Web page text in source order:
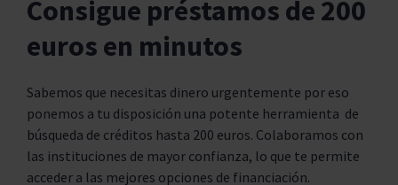
Consigue préstamos de 200
euros en minutos
Sabemos que necesitas dinero urgentemente por eso
ponemos a tu disposición una potente herramienta de
búsqueda de créditos hasta 200 euros. Colaboramos con
las instituciones de mayor confianza, lo que te permite
acceder a las mejores opciones de financiación.